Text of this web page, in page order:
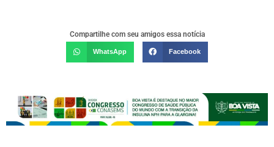
Compartilhe com seu amigos essa notícia
WhatsApp Facebook